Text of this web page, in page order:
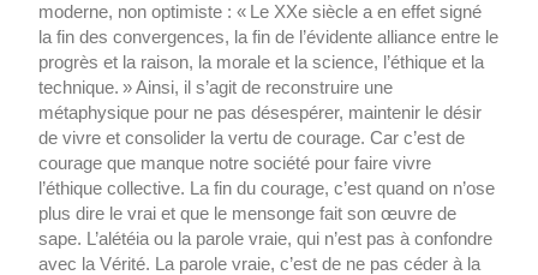
moderne, non optimiste : « Le XXe siècle a en effet signé
la fin des convergences, la fin de l’évidente alliance entre le
progrès et la raison, la morale et la science, l’éthique et la
technique. » Ainsi, il s’agit de reconstruire une
métaphysique pour ne pas désespérer, maintenir le désir
de vivre et consolider la vertu de courage. Car c’est de
courage que manque notre société pour faire vivre
l’éthique collective. La fin du courage, c’est quand on n’ose
plus dire le vrai et que le mensonge fait son œuvre de
sape. L’alétéia ou la parole vraie, qui n’est pas à confondre
avec la Vérité. La parole vraie, c’est de ne pas céder à la